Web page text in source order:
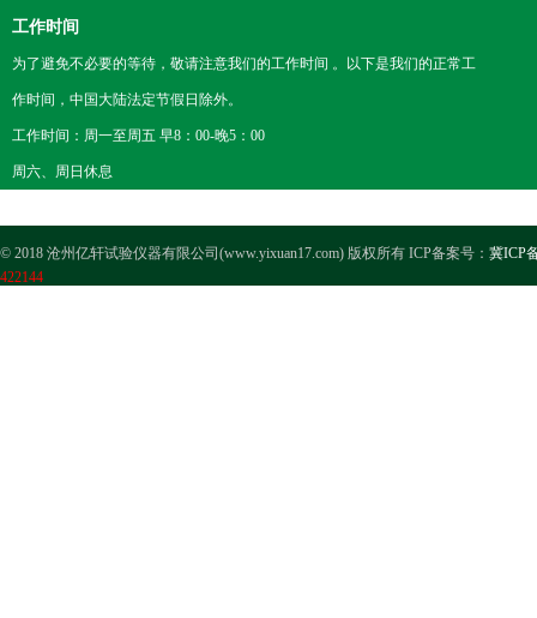
工作时间
为了避免不必要的等待，敬请注意我们的工作时间 。以下是我们的正常工
作时间，中国大陆法定节假日除外。
工作时间：周一至周五 早8：00-晚5：00
周六、周日休息
© 2018 沧州亿轩试验仪器有限公司(www.yixuan17.com) 版权所有 ICP备案号： 冀ICP
422144